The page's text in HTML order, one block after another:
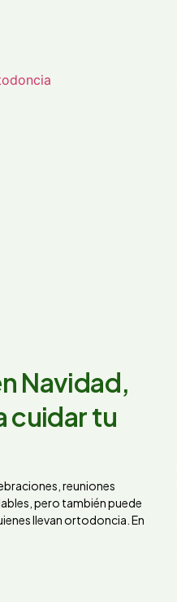
Navidad,
cuidar tu
reuniones
pero también puede
llevan ortodoncia. En